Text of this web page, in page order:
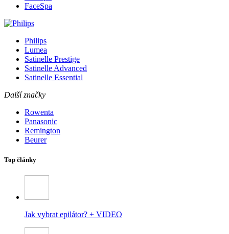
FaceSpa
Philips
Lumea
Satinelle Prestige
Satinelle Advanced
Satinelle Essential
Další značky
Rowenta
Panasonic
Remington
Beurer
Top články
Jak vybrat epilátor? + VIDEO